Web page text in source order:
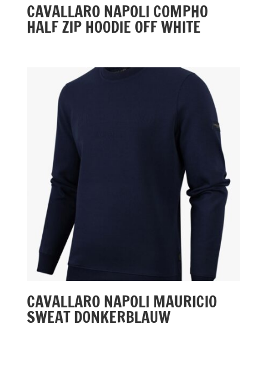
CAVALLARO NAPOLI COMPHO
HALF ZIP HOODIE OFF WHITE
CAVALLARO NAPOLI MAURICIO
SWEAT DONKERBLAUW